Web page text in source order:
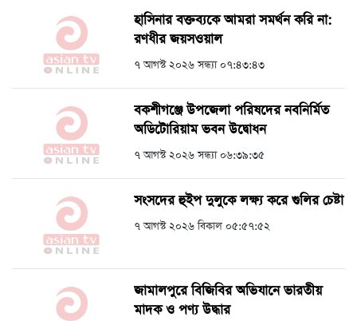
হাসিনার বক্তব্যকে আমরা সমর্থন করি না:
রণধীর জয়সওয়াল
৭ আগস্ট ২০২৬ সন্ধ্যা ০৭:৪৩:৪৩
বকশীগঞ্জে উপজেলা পরিষদের নবনির্মিত
অডিটোরিয়াম ভবন উদ্বোধন
৭ আগস্ট ২০২৬ সন্ধ্যা ০৬:৩৯:৩৫
সংসদের হুইপ দুলুকে লক্ষ্য করে গুলির চেষ্টা
৭ আগস্ট ২০২৬ বিকাল ০৫:৫৭:৫২
জামালপুরে বিজিবির অভিযানে ভারতীয়
মাদক ও পণ্য উদ্ধার